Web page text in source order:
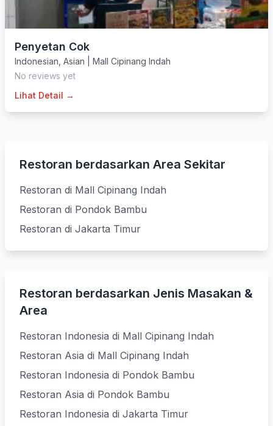
Penyetan Cok
Indonesian Asian
Mall Cipinang Indah
No reviews yet
Lihat Detail →
Restoran berdasarkan Area Sekitar
Restoran di Mall Cipinang Indah
Restoran di Pondok Bambu
Restoran di Jakarta Timur
Restoran berdasarkan Jenis Masakan &
Area
Restoran Indonesia di Mall Cipinang Indah
Restoran Asia di Mall Cipinang Indah
Restoran Indonesia di Pondok Bambu
Restoran Asia di Pondok Bambu
Restoran Indonesia di Jakarta Timur